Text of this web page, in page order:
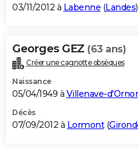
03/11/2012 à Labenne (Landes)
Georges GEZ (63 ans)
Créer une cagnotte obsèques
Naissance
05/04/1949 à Villenave-
Décès
07/09/2012 à Lormont(